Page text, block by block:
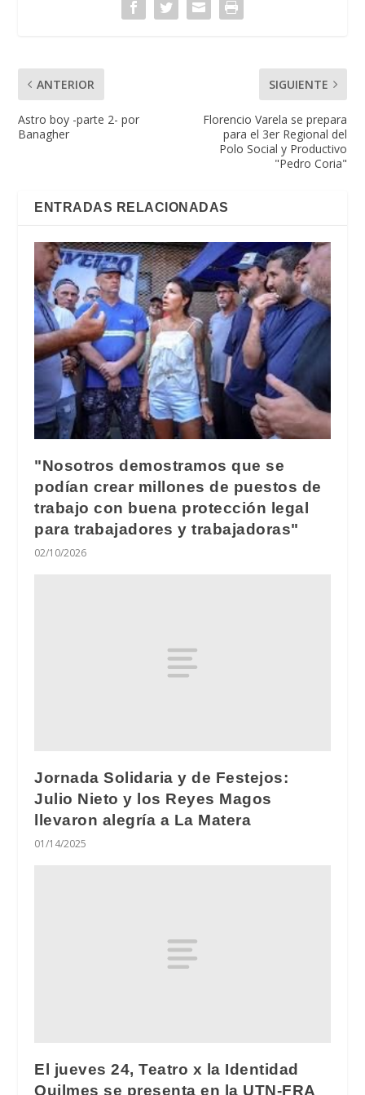
ANTERIOR
Astro boy -parte 2- por
Banagher
SIGUIENTE
Florencio Varela se prepara
para el 3er Regional del
Polo Social y Productivo
"Pedro Coria"
ENTRADAS RELACIONADAS
"Nosotros demostramos que se
podían crear millones de puestos de
trabajo con buena protección legal
para trabajadores y trabajadoras"
02/10/2026
Jornada Solidaria y de Festejos:
Julio Nieto y los Reyes Magos
llevaron alegría a La Matera
01/14/2025
El jueves 24, Teatro x la Identidad
Quilmes se presenta en la UTN-FRA